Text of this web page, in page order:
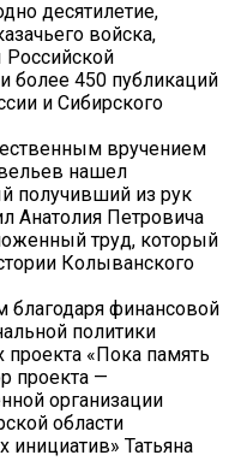
десятилетие,
войска,
Российской
более 450 публикаций
и Сибирского
вручением
нашел
получивший из рук
Анатолия Петровича
труд, который
Колыванского
финансовой
политики
проекта «Пока память
проекта —
организации
области
Татьяна